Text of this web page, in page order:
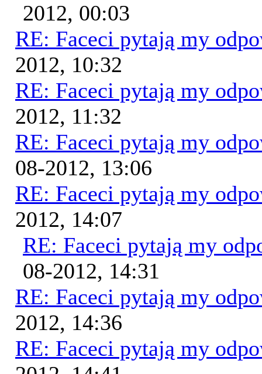
2012, 00:03
RE: Faceci pytają my
2012, 10:32
RE: Faceci pytają my
2012, 11:32
RE: Faceci pytają my
08-2012, 13:06
RE: Faceci pytają my
2012, 14:07
RE: Faceci pytają my
08-2012, 14:31
RE: Faceci pytają my
2012, 14:36
RE: Faceci pytają my